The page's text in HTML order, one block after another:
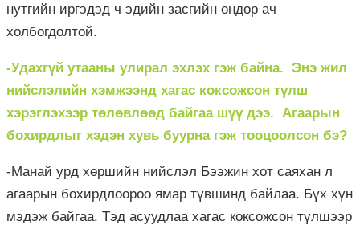
нутгийн иргэдэд ч эдийн засгийн өндөр ач
холбогдолтой.
-Удахгүй утааны улирал эхлэх гэж байна. Энэ жил
нийслэлийн хэмжээнд хагас коксожсон түлш
хэрэглэхээр төлөвлөөд байгаа шүү дээ. Агаарын
бохирдлыг хэдэн хувь буурна гэж тооцоолсон бэ?
-Манай урд хөршийн нийслэл Бээжин хот саяхан л
агаарын бохирдлоороо ямар түвшинд байлаа. Бүх хүн
мэдэж байгаа. Тэд асуудлаа хагас коксожсон түлшээр